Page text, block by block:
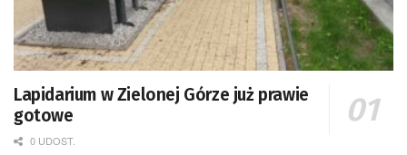
Lapidarium w Zielonej Górze już prawie
gotowe
0 UDOST.